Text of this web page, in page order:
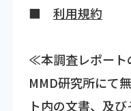
■ 利用規約
≪本調査レポー
MMD研究所にて
ト内の文書、及